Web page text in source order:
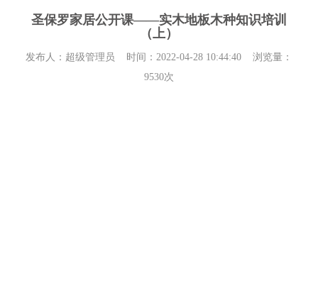
圣保罗家居公开课——实木地板木种知识培训
（上）
发布人： 超级管理员 时间： 2022-04-28 10:44:40 浏览量：
9530次